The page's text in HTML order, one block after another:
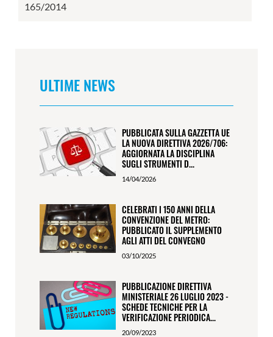
165/2014
ULTIME NEWS
PUBBLICATA SULLA GAZZETTA UE
LA NUOVA DIRETTIVA 2026/706:
AGGIORNATA LA DISCIPLINA
SUGLI STRUMENTI D...
14/04/2026
CELEBRATI I 150 ANNI DELLA
CONVENZIONE DEL METRO:
PUBBLICATO IL SUPPLEMENTO
AGLI ATTI DEL CONVEGNO
03/10/2025
PUBBLICAZIONE DIRETTIVA
MINISTERIALE 26 LUGLIO 2023 -
SCHEDE TECNICHE PER LA
VERIFICAZIONE PERIODICA...
20/09/2023